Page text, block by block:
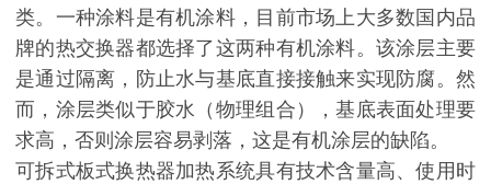
类。一种涂料是有机涂料，目前市场上大多数国内品
牌的热交换器都选择了这两种有机涂料。该涂层主要
是通过隔离，防止水与基底直接接触来实现防腐。然
而，涂层类似于胶水（物理组合），基底表面处理要
求高，否则涂层容易剥落，这是有机涂层的缺陷。
可拆式板式换热器加热系统具有技术含量高、使用时